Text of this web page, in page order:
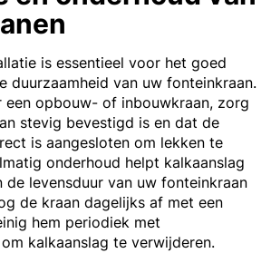
is essentieel voor het goed
duurzaamheid van uw fonteinkraan.
een opbouw- of inbouwkraan, zorg
stevig bevestigd is en dat de
is aangesloten om lekken te
onderhoud helpt kalkaanslag
de levensduur van uw fonteinkraan
de kraan dagelijks af met een
hem periodiek met
kalkaanslag te verwijderen.